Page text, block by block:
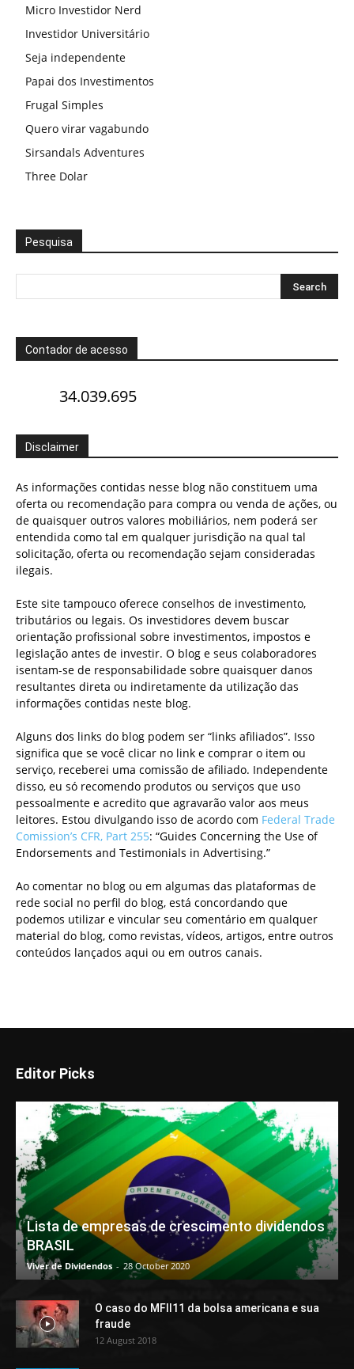
Micro Investidor Nerd
Investidor Universitário
Seja independente
Papai dos Investimentos
Frugal Simples
Quero virar vagabundo
Sirsandals Adventures
Three Dolar
Pesquisa
Contador de acesso
34.039.695
Disclaimer
As informações contidas nesse blog não constituem uma
oferta ou recomendação para compra ou venda de ações, ou
de quaisquer outros valores mobiliários, nem poderá ser
entendida como tal em qualquer jurisdição na qual tal
solicitação, oferta ou recomendação sejam consideradas
ilegais.
Este site tampouco oferece conselhos de investimento,
tributários ou legais. Os investidores devem buscar
orientação profissional sobre investimentos, impostos e
legislação antes de investir. O blog e seus colaboradores
isentam-se de responsabilidade sobre quaisquer danos
resultantes direta ou indiretamente da utilização das
informações contidas neste blog.
Alguns dos links do blog podem ser “links afiliados”. Isso
significa que se você clicar no link e comprar o item ou
serviço, receberei uma comissão de afiliado. Independente
disso, eu só recomendo produtos ou serviços que uso
pessoalmente e acredito que agravarão valor aos meus
leitores. Estou divulgando isso de acordo com Federal Trade
Comission’s CFR, Part 255: “Guides Concerning the Use of
Endorsements and Testimonials in Advertising.”
Ao comentar no blog ou em algumas das plataformas de
rede social no perfil do blog, está concordando que
podemos utilizar e vincular seu comentário em qualquer
material do blog, como revistas, vídeos, artigos, entre outros
conteúdos lançados aqui ou em outros canais.
Editor Picks
Lista de empresas de crescimento dividendos
BRASIL
Viver de Dividendos - 28 October 2020
O caso do MFII11 da bolsa americana e sua
fraude
12 August 2018